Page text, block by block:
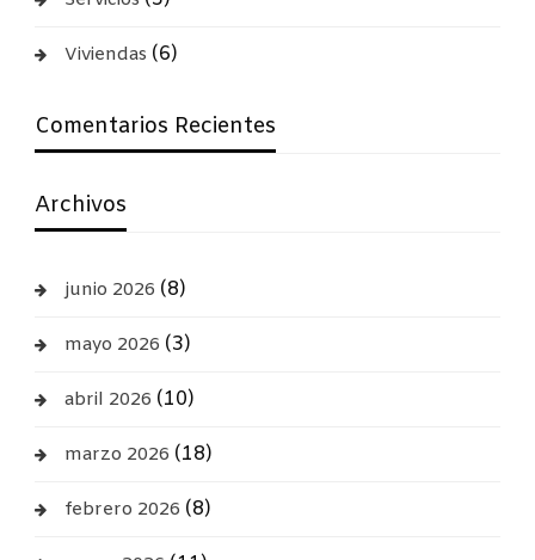
Viviendas (6)
Comentarios Recientes
Archivos
junio 2026 (8)
mayo 2026 (3)
abril 2026 (10)
marzo 2026 (18)
febrero 2026 (8)